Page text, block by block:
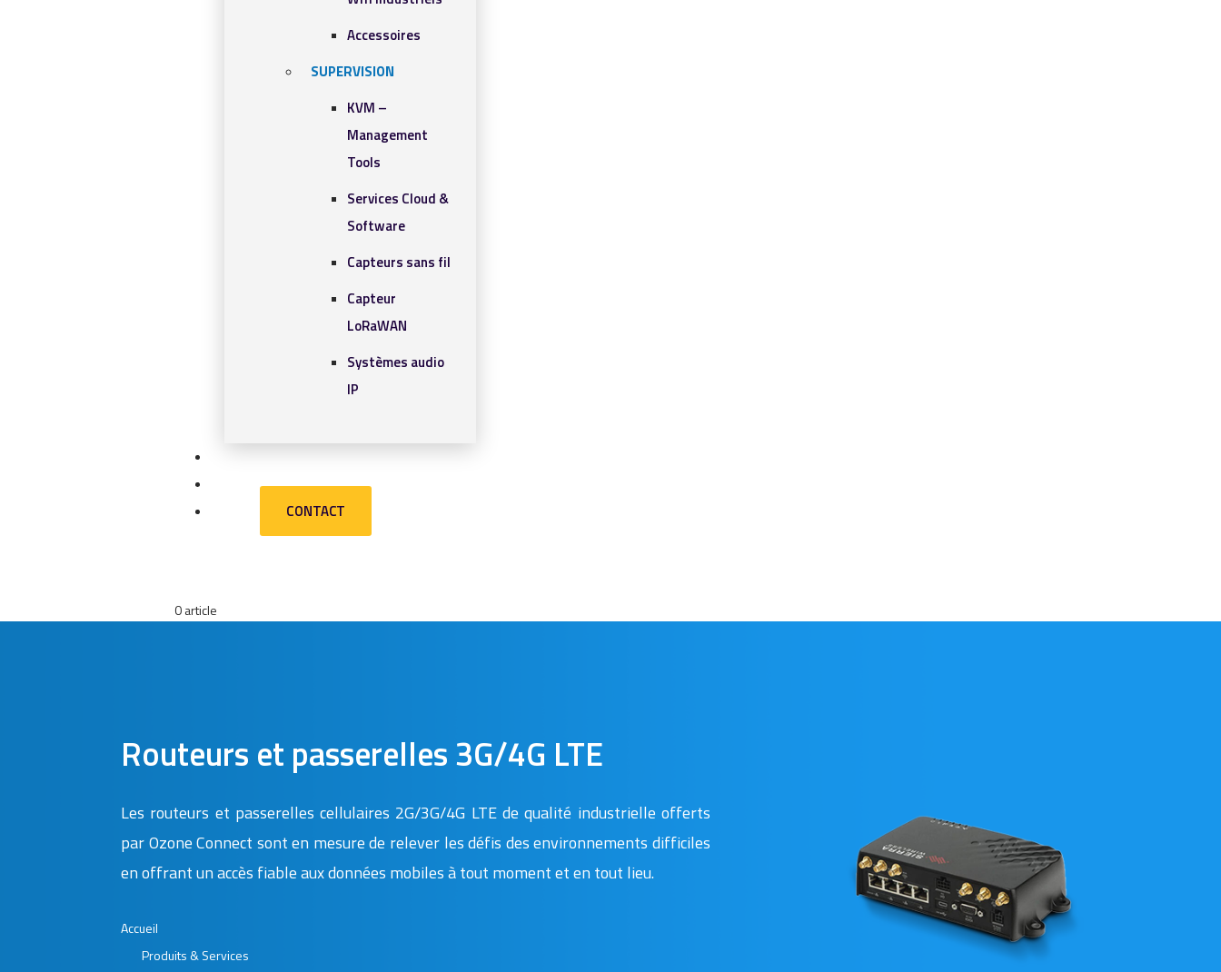
Accessoires
SUPERVISION
KVM –
Management
Tools
Services Cloud &
Software
Capteurs sans fil
Capteur
LoRaWAN
Systèmes audio
IP
BLOG
CONTACTCONTACT
0 article
Routeurs et passerelles 3G/4G LTE
Les routeurs et passerelles cellulaires 2G/3G/4G LTE de qualité industrielle offerts
par Ozone Connect sont en mesure de relever les défis des environnements difficiles
en offrant un accès fiable aux données mobiles à tout moment et en tout lieu.
Accueil
Produits & Services